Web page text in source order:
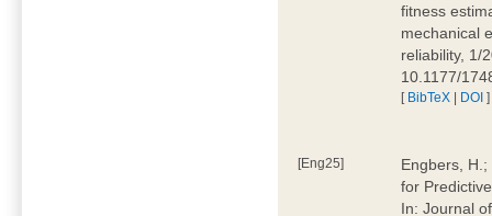
fitness
mechanical
reliability, 1/
10.1177/
[ BibTeX | DOI ]
[Eng25]
Engbers,
for
In: Journal